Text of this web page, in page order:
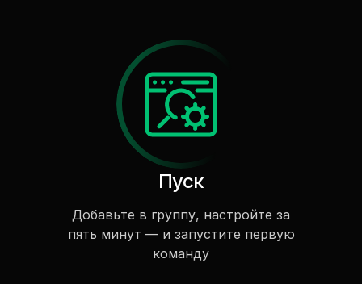
Пуск
Добавьте в группу, настройте за
пять минут — и запустите первую
команду